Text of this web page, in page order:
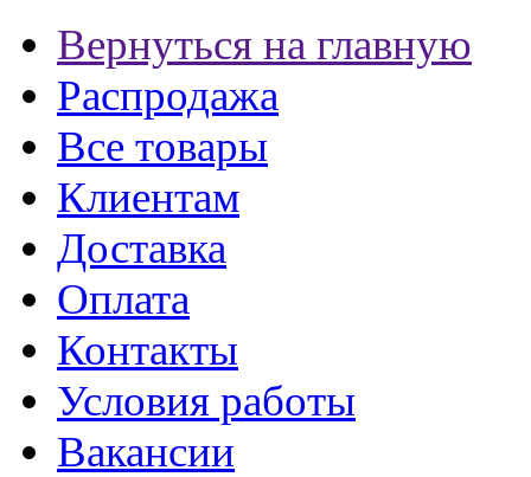
Вернуться на главную
Распродажа
Все товары
Клиентам
Доставка
Оплата
Контакты
Условия работы
Вакансии